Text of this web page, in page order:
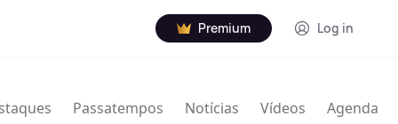
Premium Log in
Passatempos Notícias Vídeos Agenda